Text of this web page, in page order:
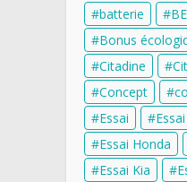
batterie
Bonus
Citadine
Concept
Essai
Essai Honda
Essai Kia